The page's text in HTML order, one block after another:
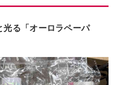
光る「オーロラペーパ